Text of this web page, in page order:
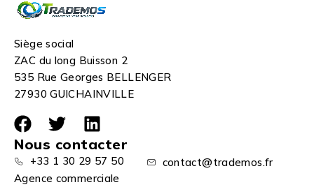
Siège social
ZAC du long Buisson 2
535 Rue Georges BELLENGER
27930 GUICHAINVILLE
Nous contacter
+33 1 30 29 57 50
contact@trademos.fr
Agence commerciale